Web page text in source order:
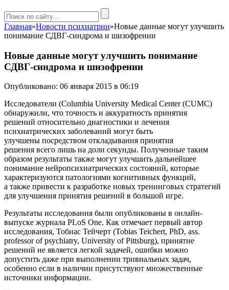
Главная»Новости психиатрии»Новые данные могут улучшить
понимание СДВГ-синдрома и шизофрении
Новые данные могут улучшить понимание
СДВГ-синдрома и шизофрении
Опубликовано: 06 января 2015 в 06:19
Исследователи (Columbia University Medical Center (CUMC)
обнаружили, что точность и аккуратность принятия
решений относительно диагностики и лечения
психиатрических заболеваний могут быть
улучшены посредством откладывания принятия
решения всего лишь на доли секунды. Полученные таким
образом результаты также могут улучшить дальнейшее
понимание нейропсихиатрических состояний, которые
характеризуются патологиями когнитивных функций,
а также привести к разработке новых тренинговых стратегий
для улучшения принятия решений в большой игре.
Результаты исследования были опубликованы в онлайн-
выпуске журнала PLoS One. Как отмечает первый автор
исследования, Тобиас Тейчерт (Tobias Teichert, PhD, ass.
professor of psychiatry, University of Pittsburg), принятие
решений не является легкой задачей, ошибки можно
допустить даже при выполнении тривиальных задач,
особенно если в наличии присутствуют множественные
источники информации.